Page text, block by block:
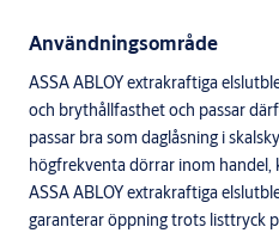
Användningsområde
ASSA ABLOY extrakraftiga
och brythållfasthet och passar
passar bra som daglåsning i
högfrekventa dörrar inom
ASSA ABLOY extrakraftiga
garanterar öppning trots listtryck